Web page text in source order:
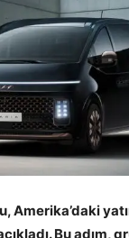
Amerika’daki
Bu adım,